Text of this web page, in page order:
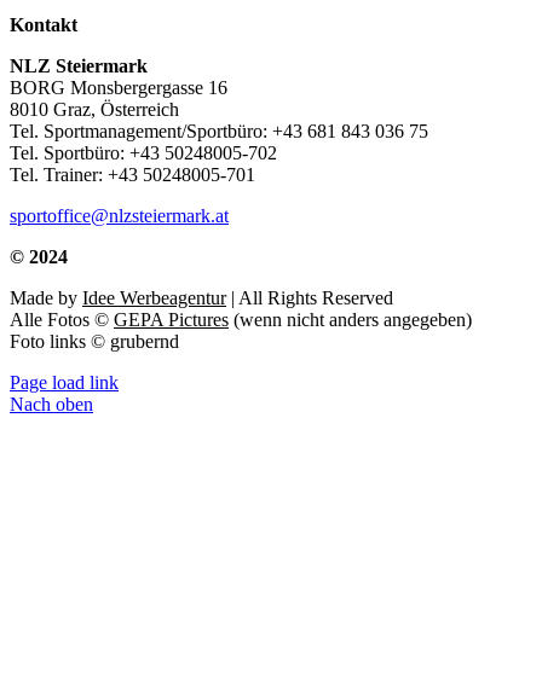
Kontakt
NLZ Steiermark
BORG Monsbergergasse 16
8010 Graz, Österreich
Tel. Sportmanagement/Sportbüro: +43 681 843 036 75
Tel. Sportbüro: +43 50248005-702
Tel. Trainer: +43 50248005-701
sportoffice@nlzsteiermark.at
© 2024
Made by Idee Werbeagentur| All Rights Reserved
Alle Fotos © GEPA Pictures (wenn nicht anders angegeben)
Foto links © grubernd
Page load link
Nach oben